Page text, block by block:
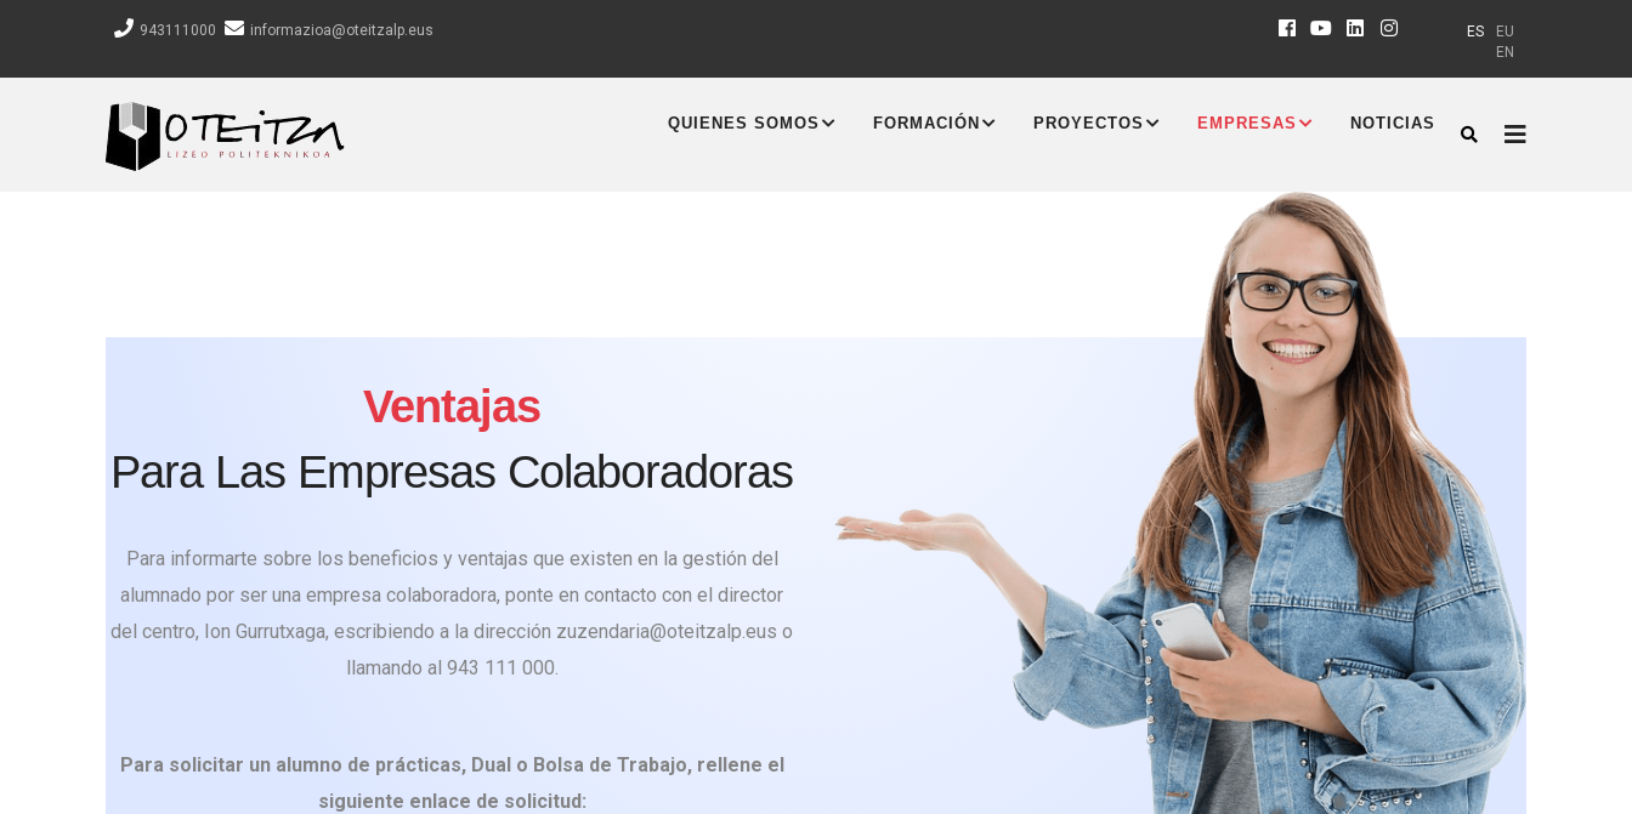
contenido
943111000 informazioa@oteitzalp.eus EU
ES
EN
NAVIGATION
QUIENES SOMOS FORMACIÓN PROYECTOS EMPRESAS NOTICIAS
Ventajas
Para Las Empresas Colaboradoras
Para informarte sobre los beneficios y ventajas que existen en la gestión del
alumnado por ser una empresa colaboradora, ponte en contacto con el director
del centro, Ion Gurrutxaga, escribiendo a la dirección zuzendaria@oteitzalp.eus o
llamando al 943 111 000.
Para solicitar un alumno de prácticas, Dual o Bolsa de Trabajo, rellene el
siguiente enlace de solicitud: